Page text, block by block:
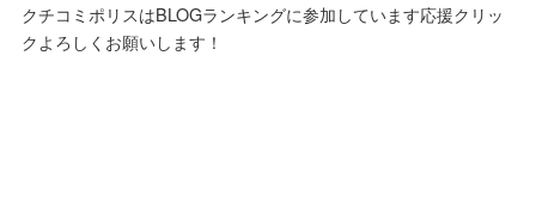
クチコミポリスはBLOGランキングに参加しています応援クリッ
クよろしくお願いします！